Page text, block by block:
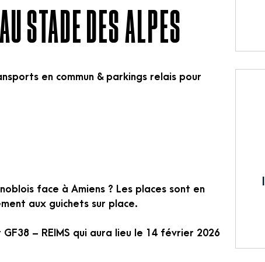
STADE DES ALPES
en commun & parkings relais pour
face à Amiens ? Les places sont en
aux guichets sur place.
– REIMS qui aura lieu le 14 février 2026